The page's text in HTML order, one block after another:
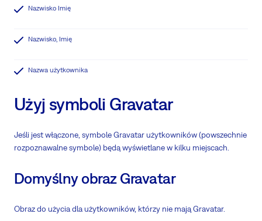
Nazwisko Imię
Nazwisko, Imię
Nazwa użytkownika
Użyj symboli Gravatar
Jeśli jest włączone, symbole Gravatar użytkowników (powszechnie
rozpoznawalne symbole) będą wyświetlane w kilku miejscach.
Domyślny obraz Gravatar
Obraz do użycia dla użytkowników, którzy nie mają Gravatar.